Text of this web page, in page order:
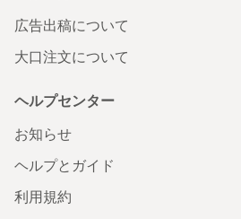
広告出稿について
大口注文について
ヘルプセンター
お知らせ
ヘルプとガイド
利用規約